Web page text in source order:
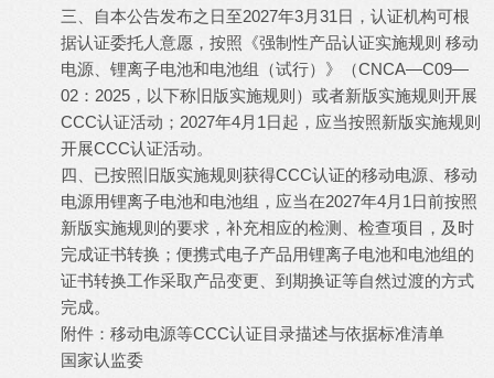
三、自本公告发布之日至2027年3月31日，认证机构可根
据认证委托人意愿，按照《强制性产品认证实施规则 移动
电源、锂离子电池和电池组（试行）》（CNCA—C09—
02：2025，以下称旧版实施规则）或者新版实施规则开展
CCC认证活动；2027年4月1日起，应当按照新版实施规则
开展CCC认证活动。
四、已按照旧版实施规则获得CCC认证的移动电源、移动
电源用锂离子电池和电池组，应当在2027年4月1日前按照
新版实施规则的要求，补充相应的检测、检查项目，及时
完成证书转换；便携式电子产品用锂离子电池和电池组的
证书转换工作采取产品变更、到期换证等自然过渡的方式
完成。
附件：移动电源等CCC认证目录描述与依据标准清单
国家认监委